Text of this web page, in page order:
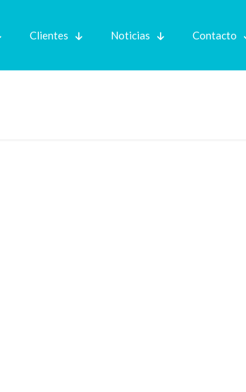
Clientes Noticias Contacto